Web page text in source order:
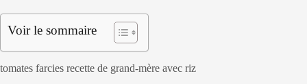
Voir le sommaire
tomates farcies recette de grand-mère avec riz